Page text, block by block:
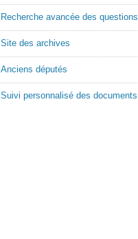
Recherche avancée des questions
Site des archives
Anciens députés
Suivi personnalisé des documents